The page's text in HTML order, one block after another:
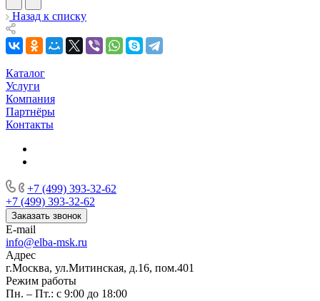
Назад к списку
Каталог
Услуги
Компания
Партнёры
Контакты
+7 (499) 393-32-62
+7 (499) 393-32-62
Заказать звонок
E-mail
info@elba-msk.ru
Адрес
г.Москва, ул.Митинская, д.16, пом.401
Режим работы
Пн. – Пт.: с 9:00 до 18:00